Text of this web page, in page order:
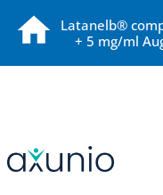
Latanelb®
+ 5 mg/ml